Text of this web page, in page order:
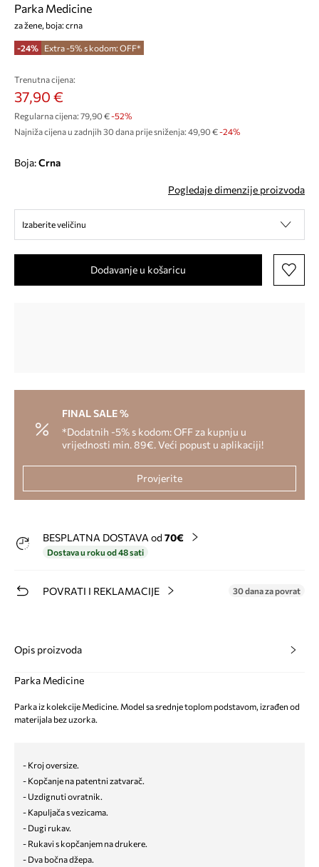
Parka Medicine
za žene, boja: crna
-24% Extra -5% s kodom: OFF*
Trenutna cijena:
37,90 €
Regularna cijena: 79,90 €-52%
Najniža cijena u zadnjih 30 dana prije sniženja: 49,90 € -24%
Boja: crna
Pogledaje dimenzije proizvoda
Izaberite veličinu
Dodavanje u košaricu
FINAL SALE %
*Dodatnih -5% s kodom: OFF za kupnju u
vrijednosti min. 89€. Veći popust u aplikaciji!
Provjerite
BESPLATNA DOSTAVA od 70€
Dostava u roku od 48 sati
POVRATI I REKLAMACIJE 30 dana za povrat
Opis proizvoda
Parka Medicine
Parka iz kolekcije Medicine. Model sa srednje toplom podstavom, izrađen od
materijala bez uzorka.
- Kroj oversize.
- Kopčanje na patentni zatvarač.
- Uzdignuti ovratnik.
- Kapuljača s vezicama.
- Dugi rukav.
- Rukavi s kopčanjem na drukere.
- Dva bočna džepa.